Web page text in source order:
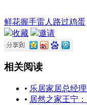
鲜花握手雷人 路过鸡蛋
收藏
邀请
相关阅读
• 乐居家居总经
• 居然之家王宁